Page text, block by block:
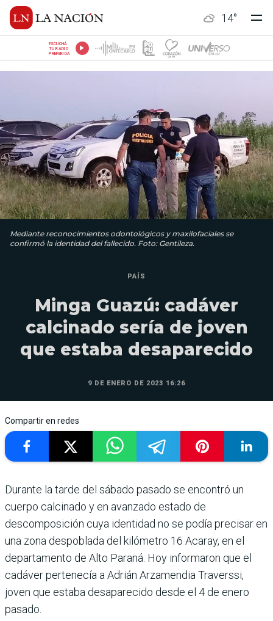
14°
ESCUCHÁ
TU RADIO
PREFERIDA
Mediante reconocimientos odontológicos y maxilofaciales se
confirmó la identidad del fallecido. Foto: Gentileza.
PAÍS
Minga Guazú: cadáver
calcinado sería de joven
que estaba desaparecido
9 DE ENERO DE 2023 16:26
Compartir en redes
Durante la tarde del sábado pasado se encontró un
cuerpo calcinado y en avanzado estado de
descomposición cuya identidad no se podía precisar en
una zona despoblada del kilómetro 16 Acaray, en el
departamento de Alto Paraná. Hoy informaron que el
cadáver pertenecía a Adrián Arzamendia Traverssi,
joven que estaba desaparecido desde el 4 de enero
pasado.